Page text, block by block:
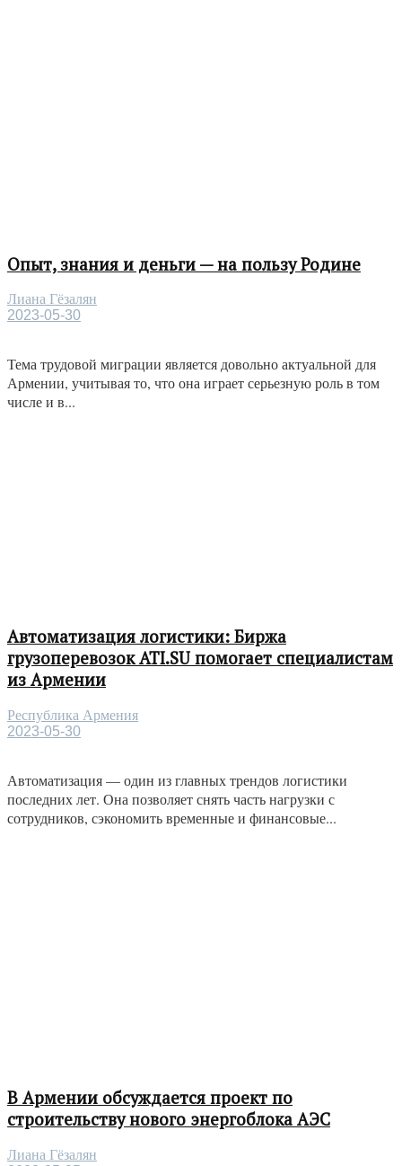
Опыт, знания и деньги — на пользу Родине
Лиана Гёзалян
2023-05-30
Тема трудовой миграции является довольно актуальной для
Армении, учитывая то, что она играет серьезную роль в том
числе и в...
Автоматизация логистики: Биржа
грузоперевозок ATI.SU помогает специалистам
из Армении
Республика Армения
2023-05-30
Автоматизация — один из главных трендов логистики
последних лет. Она позволяет снять часть нагрузки с
сотрудников, сэкономить временные и финансовые...
В Армении обсуждается проект по
строительству нового энергоблока АЭС
Лиана Гёзалян